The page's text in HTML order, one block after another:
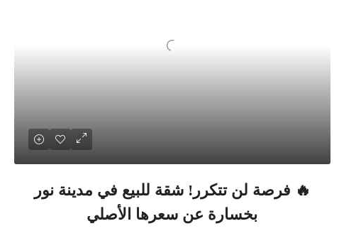
🔥 فرصة لن تتكرر! شقة للبيع في مدينة نور
بخسارة عن سعرها الأصلي